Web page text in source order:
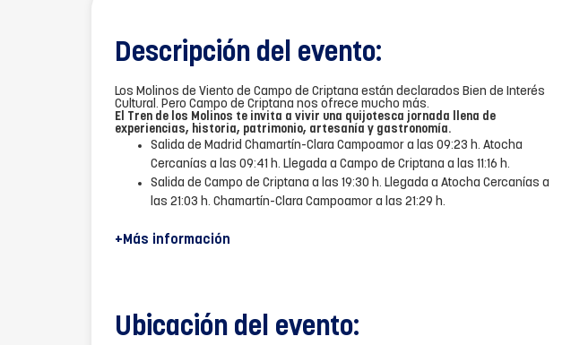
Descripción del evento:
Los Molinos de Viento de Campo de Criptana están declarados Bien de Interés
Cultural. Pero Campo de Criptana nos ofrece mucho más.
El Tren de los Molinos te invita a vivir una quijotesca jornada llena de
experiencias, historia, patrimonio, artesanía y gastronomía.
Salida de Madrid Chamartín-Clara Campoamor a las 09:23 h. Atocha
Cercanías a las 09:41 h. Llegada a Campo de Criptana a las 11:16 h.
Salida de Campo de Criptana a las 19:30 h. Llegada a Atocha Cercanías a
las 21:03 h. Chamartín-Clara Campoamor a las 21:29 h.
+Más información
Ubicación del evento: